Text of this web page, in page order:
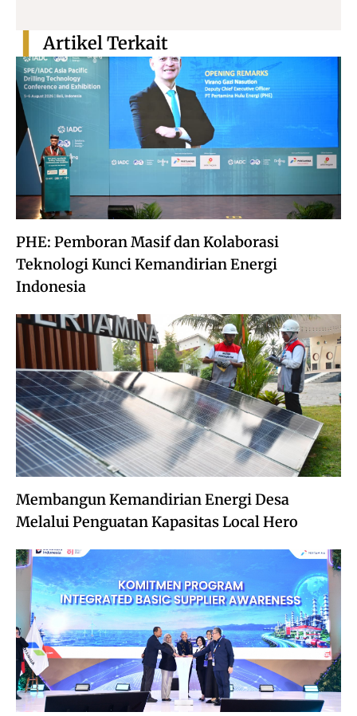
PHE: Pemboran Masif dan Kolaborasi
Teknologi Kunci Kemandirian Energi
Indonesia
Membangun Kemandirian Energi Desa
Melalui Penguatan Kapasitas Local Hero
Artikel Terkait